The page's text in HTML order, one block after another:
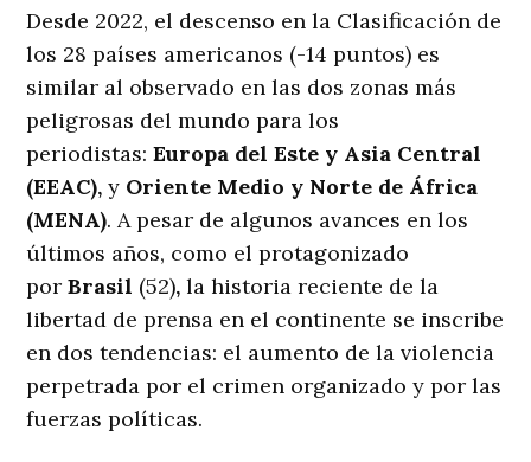
Desde 2022, el descenso en la Clasificación de
los 28 países americanos (-14 puntos) es
similar al observado en las dos zonas más
peligrosas del mundo para los
periodistas:Europa del Este y Asia Central
(EEAC), y Oriente Medio y Norte de África
(MENA). A pesar de algunos avances en los
últimos años, como el protagonizado
porBrasil (52), la historia reciente de la
libertad de prensa en el continente se inscribe
en dos tendencias: el aumento de la violencia
perpetrada por el crimen organizado y por las
fuerzas políticas.